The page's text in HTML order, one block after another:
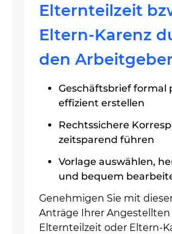
Elternteilzeit
Eltern-Karenz
den Arbeitgeber
Geschäftsbrief formal
effizient erstellen
Rechtssichere
zeitsparend führen
Vorlage auswählen,
und bequem
Genehmigen Sie mit
Anträge Ihrer Angestellten
Elternteilzeit oder Eltern-